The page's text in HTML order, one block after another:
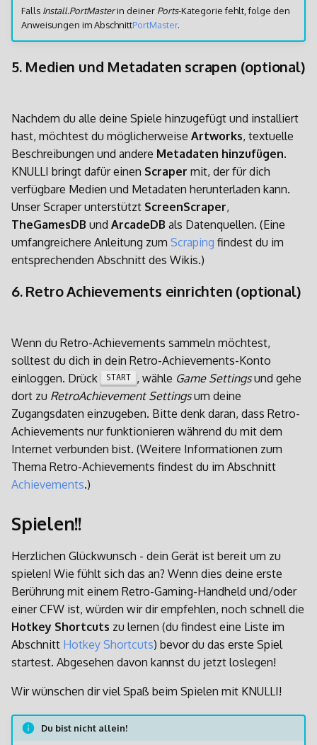
Falls Install.PortMasterin deiner Ports-Kategorie fehlt, folge den
Anweisungen im AbschnittPortMaster.
5. Medien und Metadaten scrapen (optional)
Nachdem du alle deine Spiele hinzugefügt und installiert
hast, möchtest du möglicherweise Artworks, textuelle
Beschreibungen und andere Metadaten hinzufügen.
KNULLI bringt dafür einen Scraper mit, der für dich
verfügbare Medien und Metadaten herunterladen kann.
Unser Scraper unterstützt ScreenScraper,
TheGamesDB und ArcadeDB als Datenquellen. (Eine
umfangreichere Anleitung zum Scraping findest du im
entsprechenden Abschnitt des Wikis.)
6. Retro Achievements einrichten (optional)
Wenn du Retro-Achievements sammeln möchtest,
solltest du dich in dein Retro-Achievements-Konto
einloggen. Drück
START , wähle Game Settingsund gehe
dort zu RetroAchievement Settingsum deine
Zugangsdaten einzugeben. Bitte denk daran, dass Retro-
Achievements nur funktionieren während du mit dem
Internet verbunden bist. (Weitere Informationen zum
Thema Retro-Achievements findest du im Abschnitt
Achievements.)
Spielen!!
Herzlichen Glückwunsch - dein Gerät ist bereit um zu
spielen! Wie fühlt sich das an? Wenn dies deine erste
Berührung mit einem Retro-Gaming-Handheld und/oder
einer CFW ist, würden wir dir empfehlen, noch schnell die
Hotkey Shortcuts zu lernen (du findest eine Liste im
Abschnitt Hotkey Shortcuts) bevor du das erste Spiel
startest. Abgesehen davon kannst du jetzt loslegen!
Wir wünschen dir viel Spaß beim Spielen mit KNULLI!
Du bist nicht allein!